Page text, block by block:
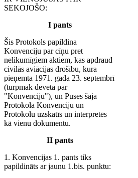
SEKOJOŠO:
I pants
Šis Protokols papildina
Konvenciju par cīņu pret
nelikumīgiem aktiem, kas apdraud
civilās aviācijas drošību, kura
pieņemta 1971. gada 23. septembrī
(turpmāk dēvēta par
"Konvenciju"), un Puses šajā
Protokolā Konvenciju un
Protokolu uzskatīs un interpretēs
kā vienu dokumentu.
II pants
1. Konvencijas 1. pants tiks
papildināts ar jaunu 1.bis. punktu: